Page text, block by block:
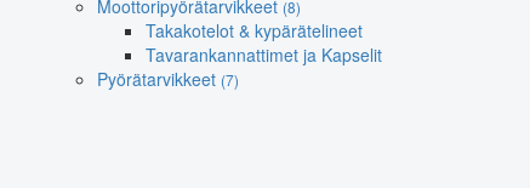
Moottoripyörätarvikkeet (8)
Takakotelot & kypärätelineet
Tavarankannattimet ja Kapselit
Pyörätarvikkeet (7)